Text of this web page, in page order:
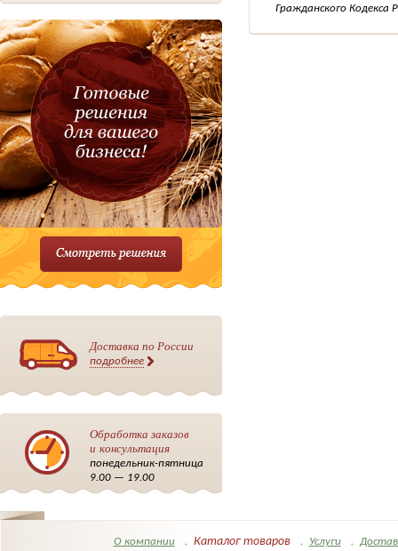
Гражданского Кодекса
Доставка по России
подробнее
Обработка заказов
и консультация
понедельник-пятница
9.00 — 19.00
О компании Каталог товаров Услуги